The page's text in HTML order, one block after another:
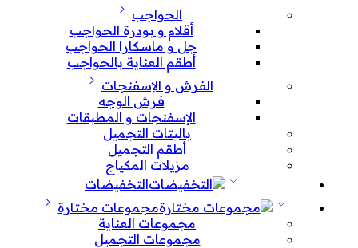
الحواجب
أقلام و بودرة الحواجب
جل و ماسكارا الحواجب
أطقم العناية بالحواجب
الفرش و الإسفنجات
فرش الوجه
الإسفنجات و المطبقات
باليتات التجميل
أطقم التجميل
مزيلات المكياج
التخفيضات
مجموعات مختارة
مجموعات العناية
مجموعات التجميل